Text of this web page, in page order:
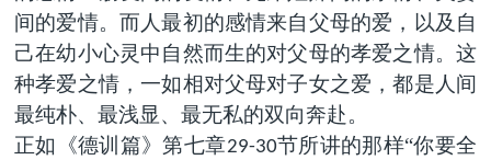
间的爱情。而人最初的感情来自父母的爱，以及自
己在幼小心灵中自然而生的对父母的孝爱之情。这
种孝爱之情，一如相对父母对子女之爱，都是人间
最纯朴、最浅显、最无私的双向奔赴。
正如《德训篇》第七章29-30节所讲的那样“你要全